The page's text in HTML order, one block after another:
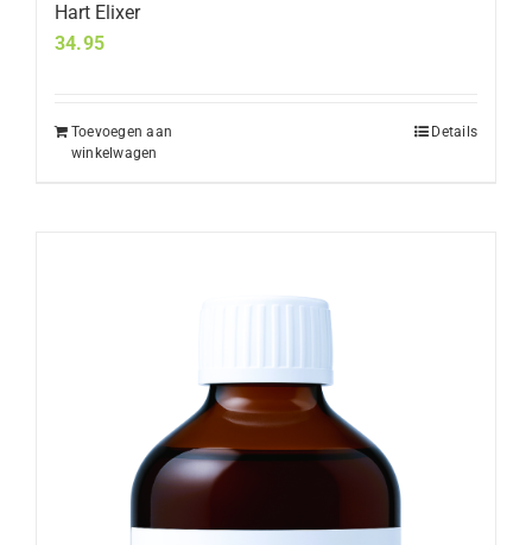
Hart Elixer
34.95
Toevoegen aan
winkelwagen
Details